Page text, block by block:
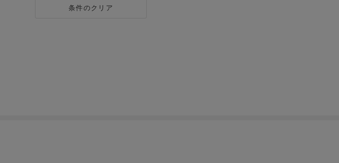
条件のクリア